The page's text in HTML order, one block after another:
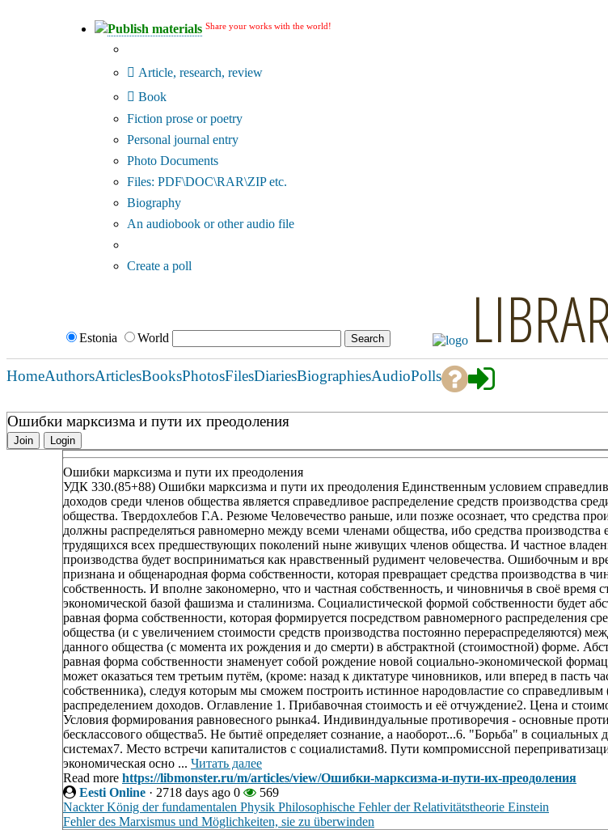
Publish materials Share your works with the world!
Article, research, review
Book
Fiction prose or poetry
Personal journal entry
Photo Documents
Files: PDF\DOC\RAR\ZIP etc.
Biography
An audiobook or other audio file
Create a poll
Estonia World
HomeAuthorsArticlesBooksPhotosFilesDiariesBiographiesAudioPolls
Ошибки марксизма и пути их преодоления
Join Login
Ошибки марксизма и пути их преодоления
УДК 330.(85+88) Ошибки марксизма и пути их преодоления Единственным условием
доходов среди членов общества является справедливое распределение средств производства
общества. Твердохлебов Г.А. Резюме Человечество раньше, или позже осознает, что средства
должны распределяться равномерно между всеми членами общества, ибо средства производства
трудящихся всех предшествующих поколений ныне живущих членов общества. И частное
производства будет восприниматься как нравственный рудимент человечества. Ошибочным и
признана и общенародная форма собственности, которая превращает средства производства в
собственность. И вполне закономерно, что и частная собственность, и чиновничья в своё время
экономической базой фашизма и сталинизма. Социалистической формой собственности будет
равная форма собственности, которая формируется посредством равномерного распределения
общества (и с увеличением стоимости средств производства постоянно перераспределяются)
данного общества (с момента их рождения и до смерти) в абстрактной (стоимостной) форме.
равная форма собственности знаменует собой рождение новой социально-экономической
может оказаться тем третьим путём, (кроме: назад к диктатуре чиновников, или вперед в пасть
собственника), следуя которым мы сможем построить истинное народовластие со справедливым
распределением доходов. Оглавление 1. Прибавочная стоимость и её отчуждение2. Цена и
Условия формирования равновесного рынка4. Индивиндуальные противоречия - основные
бесклассового общества5. Не бытиё определяет сознание, а наоборот...6. "Борьба" в социальных
системах7. Место встречи капиталистов с социалистами8. Пути компромиссной
экономическая осно ... Читать далее
Read more https://libmonster.ru/m/articles/view/Ошибки-марксизма-и-пути-их-преодоления
Eesti Online · 2718 days ago 0
569
Nackter König der fundamentalen Physik Philosophische Fehler der Relativitätstheorie Einstein
Fehler des Marxismus und Möglichkeiten, sie zu überwinden